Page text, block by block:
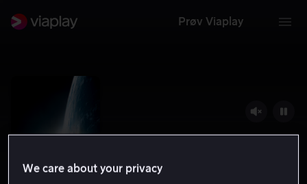
Prøv Viaplay
We care about your privacy